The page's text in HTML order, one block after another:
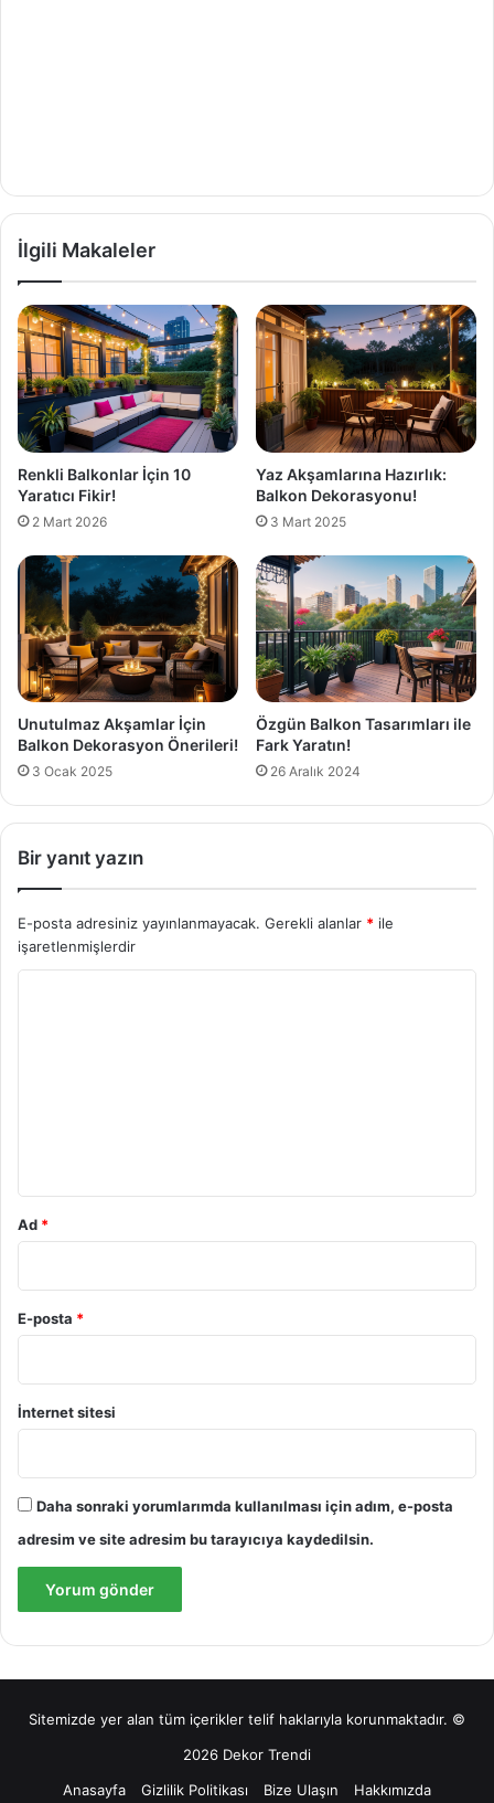
İlgili Makaleler
Renkli Balkonlar İçin 10
Yaratıcı Fikir!
2 Mart 2026
Yaz Akşamlarına Hazırlık:
Balkon Dekorasyonu!
3 Mart 2025
Unutulmaz Akşamlar İçin
Balkon Dekorasyon Önerileri!
3 Ocak 2025
Özgün Balkon Tasarımları ile
Fark Yaratın!
26 Aralık 2024
Bir yanıt yazın
E-posta adresiniz yayınlanmayacak. Gerekli alanlar * ile
işaretlenmişlerdir
Ad *
E-posta *
İnternet sitesi
Daha sonraki yorumlarımda kullanılması için adım, e-posta
adresim ve site adresim bu tarayıcıya kaydedilsin.
Sitemizde yer alan tüm içerikler telif haklarıyla korunmaktadır. ©
2026 Dekor Trendi
Anasayfa
Gizlilik Politikası Bize Ulaşın Hakkımızda